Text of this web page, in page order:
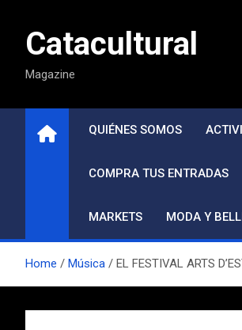
contenidoCatacultural
Magazine
QUIÉNES SOMOS
COMPRA TUS ENTRADAS
MARKETS MODA Y
Home Música EL FESTIVAL ARTS